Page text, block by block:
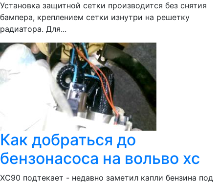
Установка защитной сетки производится без снятия
бампера, креплением сетки изнутри на решетку
радиатора. Для...
Как добраться до
бензонасоса на вольво хс
ХС90 подтекает - недавно заметил капли бензина под